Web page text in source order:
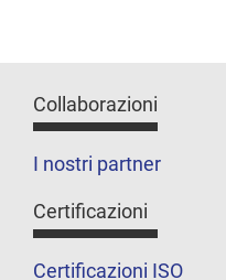
Collaborazioni
I nostri partner
Certificazioni
Certificazioni ISO